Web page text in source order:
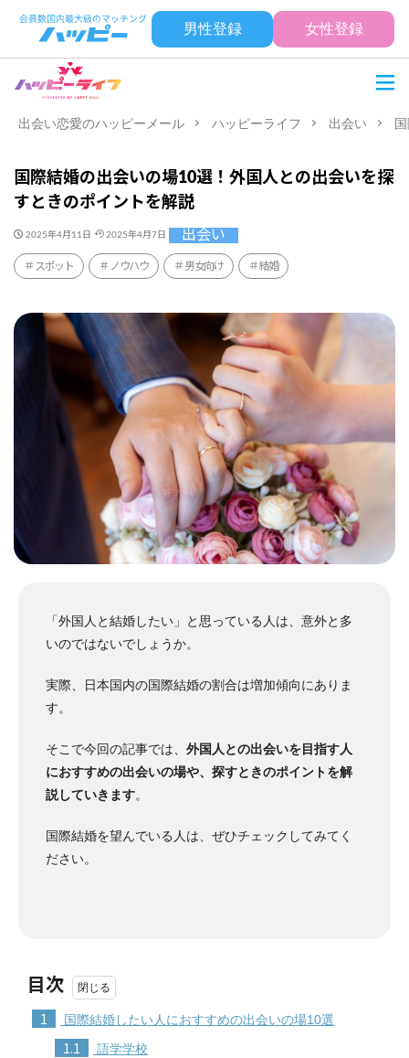
男性登録 女性登録
出会い恋愛のハッピーメール ハッピーライフ 出会い
国際結婚の出会いの場10選！外国人との出会いを探
すときのポイントを解説
2025年4月11日 2025年4月7日 出会い
スポット ノウハウ 男女向け 結婚
「外国人と結婚したい」と思っている人は、意外と多
いのではないでしょうか。
実際、日本国内の国際結婚の割合は増加傾向にありま
す。
そこで今回の記事では、 外国人との出会いを目指す人
におすすめの出会いの場や、探すときのポイントを解
説していきます。
国際結婚を望んでいる人は、ぜひチェックしてみてく
ださい。
目次
1 国際結婚したい人におすすめの出会いの場10選
1.1 語学学校